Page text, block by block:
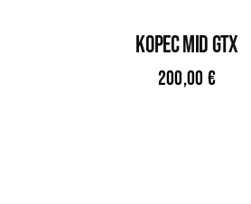
KOPEC MID GTX
200,00 €